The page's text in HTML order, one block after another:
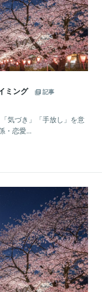
ミング
記事
気づき」「手放し」を意
・恋愛...